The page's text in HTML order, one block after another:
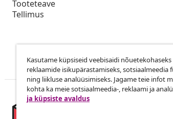
Tooteteave
Tellimus
Kasutame küpsiseid veebisaidi
reklaamide isikupärastamiseks,
ning liikluse analüüsimiseks. Jagame teie infot
kohta ka meie sotsiaalmeedia-, reklaami ja
ja küpsiste avaldus